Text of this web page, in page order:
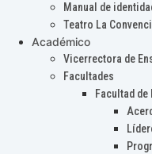
Manual de
Teatro La
Académico
Vicerrectora de
Facultades
Facultad